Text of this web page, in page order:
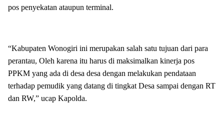
pos penyekatan ataupun terminal.
“Kabupaten Wonogiri ini merupakan salah satu tujuan dari para
perantau, Oleh karena itu harus di maksimalkan kinerja pos
PPKM yang ada di desa desa dengan melakukan pendataan
terhadap pemudik yang datang di tingkat Desa sampai dengan RT
dan RW,” ucap Kapolda.